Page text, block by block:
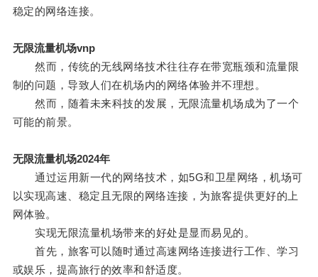
稳定的网络连接。
无限流量机场vnp
然而，传统的无线网络技术往往存在带宽瓶颈和流量限
制的问题，导致人们在机场内的网络体验并不理想。
然而，随着未来科技的发展，无限流量机场成为了一个
可能的前景。
无限流量机场2024年
通过运用新一代的网络技术，如5G和卫星网络，机场可
以实现高速、稳定且无限的网络连接，为旅客提供更好的上
网体验。
实现无限流量机场带来的好处是显而易见的。
首先，旅客可以随时通过高速网络连接进行工作、学习
或娱乐，提高旅行的效率和舒适度。